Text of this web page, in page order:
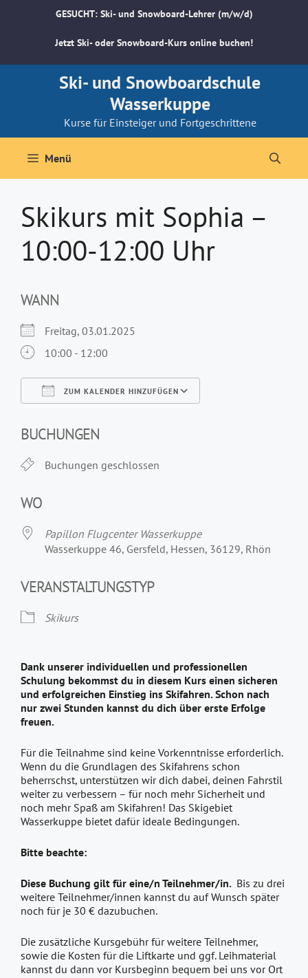
GESUCHT: Ski- und Snowboard-Lehrer (m/w/d)
Jetzt Ski- oder Snowboard-Kurs online buchen!
Ski- und Snowboardschule
Wasserkuppe
Kurse für Einsteiger und Fortgeschrittene
Menü
Skikurs mit Sophia –
10:00-12:00 Uhr
WANN
Freitag, 03.01.2025
10:00 - 12:00
ZUM KALENDER HINZUFÜGEN
BUCHUNGEN
Buchungen geschlossen
WO
Papillon Flugcenter Wasserkuppe
Wasserkuppe 46, Gersfeld, Hessen, 36129, Rhön
VERANSTALTUNGSTYP
Skikurs
Dank unserer individuellen und professionellen
Schulung bekommst du in diesem Kurs einen sicheren
und erfolgreichen Einstieg ins Skifahren. Schon nach
nur zwei Stunden kannst du dich über erste Erfolge
freuen.
Für die Teilnahme sind keine Vorkenntnisse erforderlich.
Wenn du die Grundlagen des Skifahrens schon
beherrschst, unterstützen wir dich dabei, deinen Fahrstil
weiter zu verbessern – für noch mehr Sicherheit und
noch mehr Spaß am Skifahren! Das Skigebiet
Wasserkuppe bietet dafür ideale Bedingungen.
Bitte beachte:
Diese Buchung gilt für eine/n Teilnehmer/in. Bis zu drei
weitere Teilnehmer/innen kannst du auf Wunsch später
noch für je 30 € dazubuchen.
Die zusätzliche Kursgebühr für weitere Teilnehmer,
sowie die Kosten für die Liftkarte und ggf. Leihmaterial
kannst du dann vor Kursbeginn bequem bei uns vor Ort